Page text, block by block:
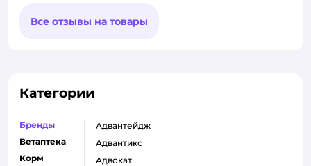
Все отзывы на товары
Категории
Бренды
Ветаптека
Корм
адвантейдж
адвантикс
адвокат